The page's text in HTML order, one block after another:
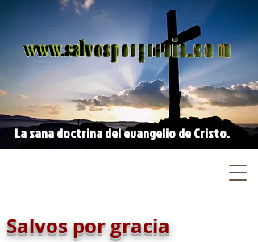
La sana doctrina del evangelio de Cristo.
Salvos por gracia